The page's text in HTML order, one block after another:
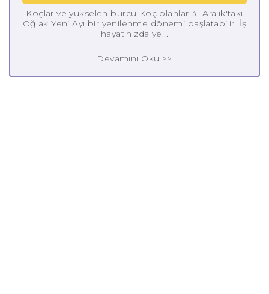
Koçlar ve yükselen burcu Koç olanlar 31 Aralık'taki
Oğlak Yeni Ayı bir yenilenme dönemi başlatabilir. İş
hayatınızda ye...
Devamını Oku >>